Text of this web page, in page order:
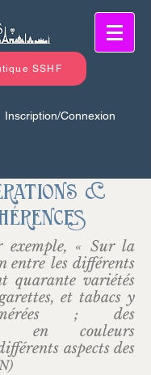
SSHF
Inscription/Connexion
&
exemple, « Sur la
entre les différents
quarante variétés
et tabacs y
; des
en couleurs
aspects des